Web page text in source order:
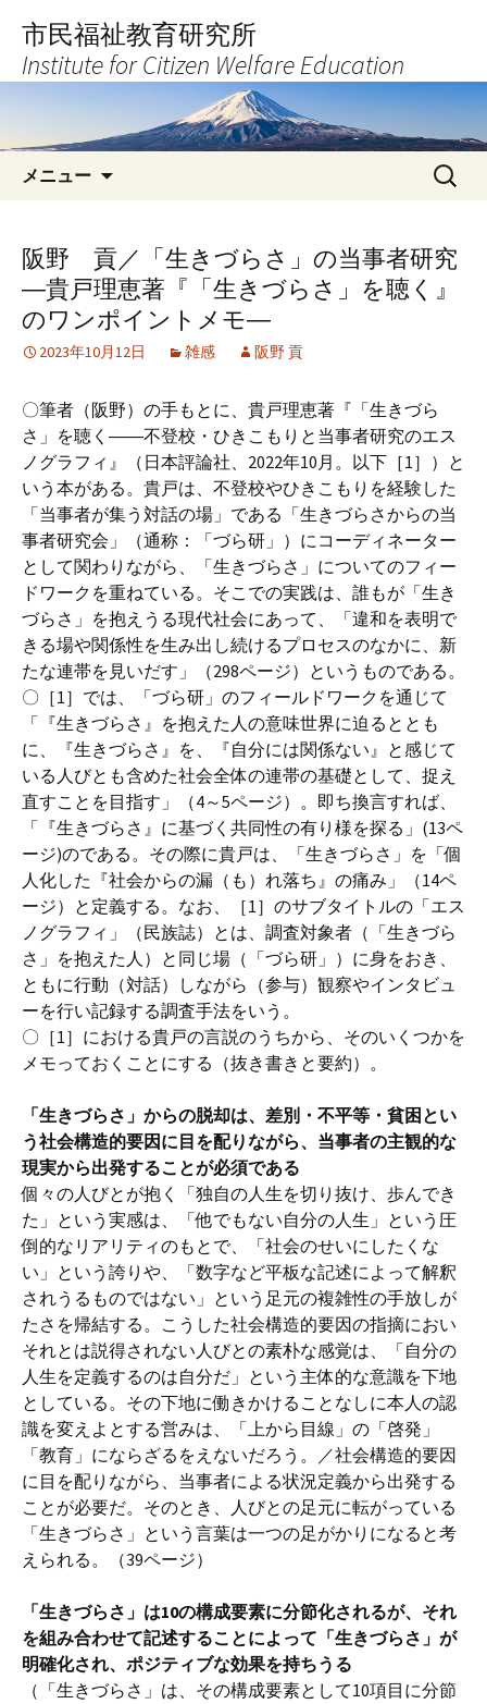
へ
キ
市民福祉教育研究所
Institute for Citizen Welfare Education
メニュー
検
索:
阪野 貢／「生きづらさ」の当事者研究
―貴戸理恵著『「生きづらさ」を聴く』
のワンポイントメモ―
2023年10月12日 雑感 阪野 貢
〇筆者（阪野）の手もとに、貴戸理恵著『「生きづら
さ」を聴く――不登校・ひきこもりと当事者研究のエス
ノグラフィ』（日本評論社、2022年10月。以下［1］）と
いう本がある。貴戸は、不登校やひきこもりを経験した
「当事者が集う対話の場」である「生きづらさからの当
事者研究会」（通称：「づら研」）にコーディネーター
として関わりながら、「生きづらさ」についてのフィー
ドワークを重ねている。そこでの実践は、誰もが「生き
づらさ」を抱えうる現代社会にあって、「違和を表明で
きる場や関係性を生み出し続けるプロセスのなかに、新
たな連帯を見いだす」（298ページ）というものである。
〇［1］では、「づら研」のフィールドワークを通じて
「『生きづらさ』を抱えた人の意味世界に迫るととも
に、『生きづらさ』を、『自分には関係ない』と感じて
いる人びとも含めた社会全体の連帯の基礎として、捉え
直すことを目指す」（4～5ページ）。即ち換言すれば、
「『生きづらさ』に基づく共同性の有り様を探る」(13ペ
ージ)のである。その際に貴戸は、「生きづらさ」を「個
人化した『社会からの漏（も）れ落ち』の痛み」（14ペ
ージ）と定義する。なお、［1］のサブタイトルの「エス
ノグラフィ」（民族誌）とは、調査対象者（「生きづら
さ」を抱えた人）と同じ場（「づら研」）に身をおき、
ともに行動（対話）しながら（参与）観察やインタビュ
ーを行い記録する調査手法をいう。
〇［1］における貴戸の言説のうちから、そのいくつかを
メモっておくことにする（抜き書きと要約）。
「生きづらさ」からの脱却は、差別・不平等・貧困とい
う社会構造的要因に目を配りながら、当事者の主観的な
現実から出発することが必須である
個々の人びとが抱く「独自の人生を切り抜け、歩んでき
た」という実感は、「他でもない自分の人生」という圧
倒的なリアリティのもとで、「社会のせいにしたくな
い」という誇りや、「数字など平板な記述によって解釈
されうるものではない」という足元の複雑性の手放しが
たさを帰結する。こうした社会構造的要因の指摘におい
それとは説得されない人びとの素朴な感覚は、「自分の
人生を定義するのは自分だ」という主体的な意識を下地
としている。その下地に働きかけることなしに本人の認
識を変えよとする営みは、「上から目線」の「啓発」
「教育」にならざるをえないだろう。／社会構造的要因
に目を配りながら、当事者による状況定義から出発する
ことが必要だ。そのとき、人びとの足元に転がっている
「生きづらさ」という言葉は一つの足がかりになると考
えられる。（39ページ）
「生きづらさ」は10の構成要素に分節化されるが、それ
を組み合わせて記述することによって「生きづらさ」が
明確化され、ポジティブな効果を持ちうる
（「生きづらさ」は、その構成要素として10項目に分節